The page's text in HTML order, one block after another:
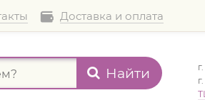
Доставка и оплата
Найти